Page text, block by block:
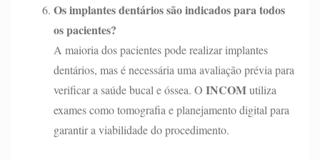
Os implantes dentários são indicados para todos
os pacientes?
A maioria dos pacientes pode realizar implantes
dentários, mas é necessária uma avaliação prévia para
verificar a saúde bucal e óssea. O INCOMutiliza
exames como tomografia e planejamento digital para
garantir a viabilidade do procedimento.